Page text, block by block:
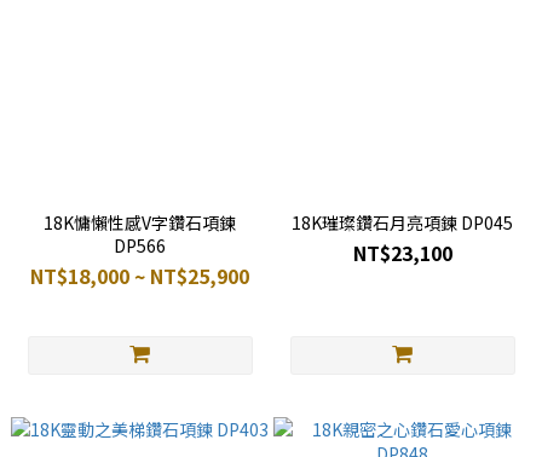
18K慵懶性感V字鑽石項鍊
DP566
NT$18,000 ~ NT$25,900
18K璀璨鑽石月亮項鍊 DP045
NT$23,100